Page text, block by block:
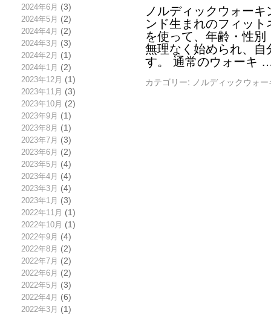
2024年6月 (3)
2024年5月 (2)
2024年4月 (2)
2024年3月 (3)
2024年2月 (1)
2024年1月 (2)
2023年12月 (1)
2023年11月 (3)
2023年10月 (2)
2023年9月 (1)
2023年8月 (1)
2023年7月 (3)
2023年6月 (2)
2023年5月 (4)
2023年4月 (4)
2023年3月 (4)
2023年1月 (3)
2022年11月 (1)
2022年10月 (1)
2022年9月 (4)
2022年8月 (2)
2022年7月 (2)
2022年6月 (2)
2022年5月 (3)
2022年4月 (6)
2022年3月 (1)
ノルディックウォー
ンド生まれのフィッ
を使って、年齢・性
無理なく始められ、
す。 通常のウォーキ
カテゴリー: ノルディックウォ